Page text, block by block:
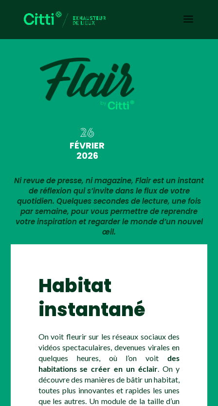
26
FÉVRIER
2026
Ni revue de presse, ni magazine, Flair est un instant
de réflexion qui s’invite dans le flux de votre
quotidien. Quelques secondes de lecture, une fois
par semaine, pour vous permettre de reprendre
votre inspiration et regarder le monde d’un nouvel
œil.
Habitat
instantané
On voit fleurir sur les réseaux sociaux des
vidéos spectaculaires, devenues virales en
quelques heures, où l’on voitdes
habitations se créer en un éclair. On y
découvre des manières de bâtir un habitat,
toutes plus innovantes et rapides les unes
que les autres. Un module de la taille d’un